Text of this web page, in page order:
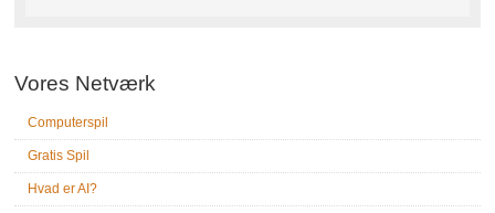
Vores Netværk
Computerspil
Gratis Spil
Hvad er AI?